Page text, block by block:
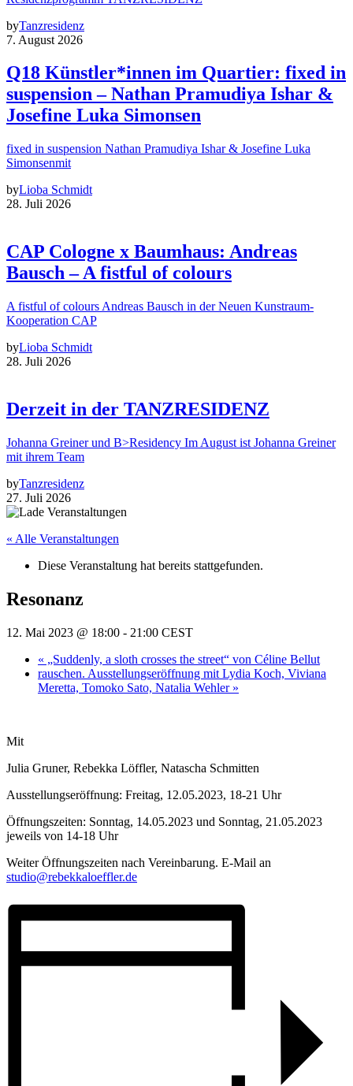
byTanzresidenz
7. August 2026
Q18 Künstler*innen im Quartier: fixed in
suspension – Nathan Pramudiya Ishar &
Josefine Luka Simonsen
fixed in suspension Nathan Pramudiya Ishar & Josefine Luka
Simonsenmit
byLioba Schmidt
28. Juli 2026
CAP Cologne x Baumhaus: Andreas
Bausch – A fistful of colours
A fistful of colours Andreas Bausch in der Neuen Kunstraum-
Kooperation CAP
byLioba Schmidt
28. Juli 2026
Derzeit in der TANZRESIDENZ
Johanna Greiner und B>Residency Im August ist Johanna Greiner
mit ihrem Team
byTanzresidenz
27. Juli 2026
« Alle Veranstaltungen
Diese Veranstaltung hat bereits stattgefunden.
Resonanz
12. Mai 2023 @ 18:00 - 21:00 CEST
« „Suddenly, a sloth crosses the street“ von Céline Bellut
rauschen. Ausstellungseröffnung mit Lydia Koch, Viviana
Meretta, Tomoko Sato, Natalia Wehler »
Mit
Julia Gruner, Rebekka Löffler, Natascha Schmitten
Ausstellungseröffnung: Freitag, 12.05.2023, 18-21 Uhr
Öffnungszeiten: Sonntag, 14.05.2023 und Sonntag, 21.05.2023
jeweils von 14-18 Uhr
Weiter Öffnungszeiten nach Vereinbarung. E-Mail an
studio@rebekkaloeffler.de